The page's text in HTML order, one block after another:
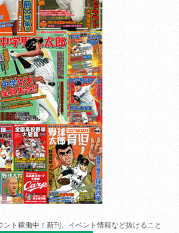
ト稼働中！新刊、イベント情報など抜けること